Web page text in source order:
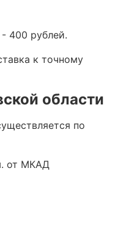
- 400 рублей.
к точному
области
по
от МКАД